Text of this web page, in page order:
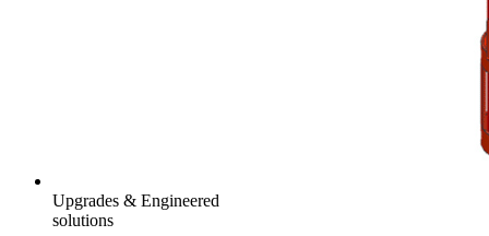
Upgrades & Engineered
solutions